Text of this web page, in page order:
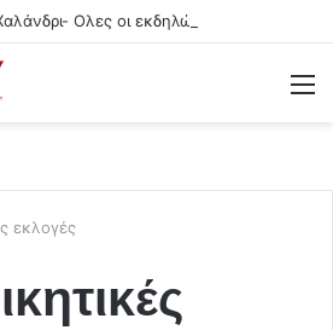
εκλογές